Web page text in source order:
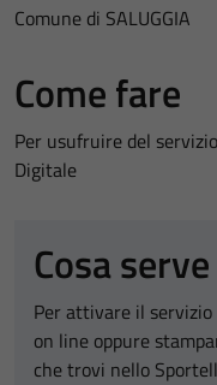
Comune di SALUGGIA
Come fare
Per usufruire del
Digitale
Cosa serve
Per attivare il
on line oppure
che trovi nello